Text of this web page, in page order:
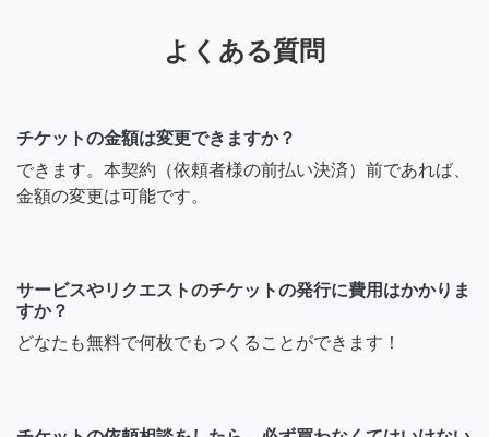
よくある質問
チケットの金額は変更できますか？
できます。本契約（依頼者様の前払い決済）前であれば、
金額の変更は可能です。
サービスやリクエストのチケットの発行に費用はかかりま
すか？
どなたも無料で何枚でもつくることができます！